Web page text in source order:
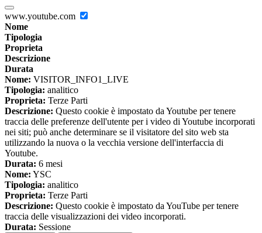
www.youtube.com
Nome
Tipologia
Proprieta
Descrizione
Durata
Nome: VISITOR_INFO1_LIVE
Tipologia: analitico
Proprieta: Terze Parti
Descrizione: Questo cookie è impostato da Youtube per tenere
traccia delle preferenze dell'utente per i video di Youtube incorporati
nei siti; può anche determinare se il visitatore del sito web sta
utilizzando la nuova o la vecchia versione dell'interfaccia di
Youtube.
Durata: 6 mesi
Nome: YSC
Tipologia: analitico
Proprieta: Terze Parti
Descrizione: Questo cookie è impostato da YouTube per tenere
traccia delle visualizzazioni dei video incorporati.
Durata: Sessione